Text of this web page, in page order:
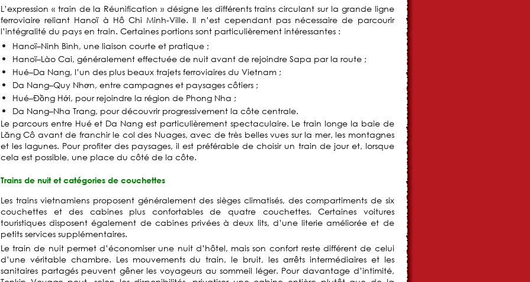
L’expression « train de la Réunification » désigne les différents trains circulant sur la grande ligne
ferroviaire reliant Hanoï à Hô Chi Minh-Ville. Il n’est cependant pas nécessaire de parcourir
l’intégralité du pays en train. Certaines portions sont particulièrement intéressantes :
Hanoï–Ninh Bình, une liaison courte et pratique ;
Hanoï–Lào Cai, généralement effectuée de nuit avant de rejoindre Sapa par la route ;
Hué–Da Nang, l’un des plus beaux trajets ferroviaires du Vietnam ;
Da Nang–Quy Nhơn, entre campagnes et paysages côtiers ;
Hué–Đồng Hới, pour rejoindre la région de Phong Nha ;
Da Nang–Nha Trang, pour découvrir progressivement la côte centrale.
Le parcours entre Hué et Da Nang est particulièrement spectaculaire. Le train longe la baie de
Lăng Cô avant de franchir le col des Nuages, avec de très belles vues sur la mer, les montagnes
et les lagunes. Pour profiter des paysages, il est préférable de choisir un train de jour et, lorsque
cela est possible, une place du côté de la côte.
Trains de nuit et catégories de couchettes
Les trains vietnamiens proposent généralement des sièges climatisés, des compartiments de six
couchettes et des cabines plus confortables de quatre couchettes. Certaines voitures
touristiques disposent également de cabines privées à deux lits, d’une literie améliorée et de
petits services supplémentaires.
Le train de nuit permet d’économiser une nuit d’hôtel, mais son confort reste différent de celui
d’une véritable chambre. Les mouvements du train, le bruit, les arrêts intermédiaires et les
sanitaires partagés peuvent gêner les voyageurs au sommeil léger. Pour davantage d’intimité,